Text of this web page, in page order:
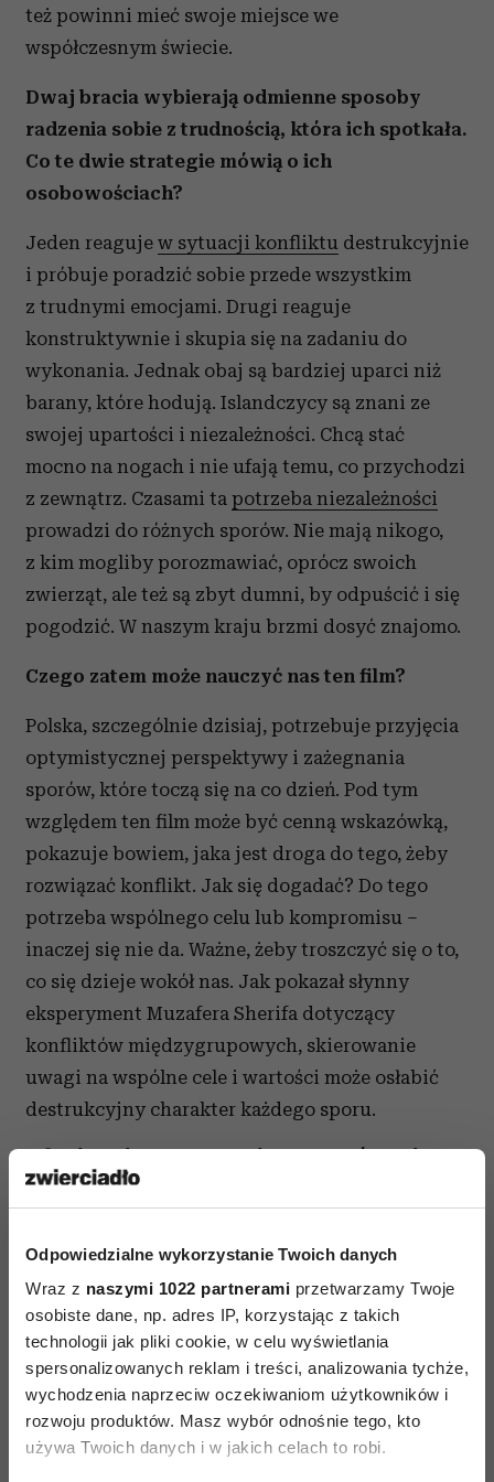
Odpowiedzialne wykorzystanie Twoich danych
Wraz z naszymi 1022 partnerami przetwarzamy Twoje
osobiste dane, np. adres IP, korzystając z takich
technologii jak pliki cookie, w celu wyświetlania
spersonalizowanych reklam i treści, analizowania tychże,
wychodzenia naprzeciw oczekiwaniom użytkowników i
rozwoju produktów. Masz wybór odnośnie tego, kto
używa Twoich danych i w jakich celach to robi.
też powinni mieć swoje miejsce we
współczesnym świecie.
Dwaj bracia wybierają odmienne sposoby
radzenia sobie z trudnością, która ich spotkała.
Co te dwie strategie mówią o ich
osobowościach?
Jeden reaguje w sytuacji konfliktu destrukcyjnie
i próbuje poradzić sobie przede wszystkim
z trudnymi emocjami. Drugi reaguje
konstruktywnie i skupia się na zadaniu do
wykonania. Jednak obaj są bardziej uparci niż
barany, które hodują. Islandczycy są znani ze
swojej upartości i niezależności. Chcą stać
mocno na nogach i nie ufają temu, co przychodzi
z zewnątrz. Czasami ta potrzeba niezależności
prowadzi do różnych sporów. Nie mają nikogo,
z kim mogliby porozmawiać, oprócz swoich
zwierząt, ale też są zbyt dumni, by odpuścić i się
pogodzić. W naszym kraju brzmi dosyć znajomo.
Czego zatem może nauczyć nas ten film?
Polska, szczególnie dzisiaj, potrzebuje przyjęcia
optymistycznej perspektywy i zażegnania
sporów, które toczą się na co dzień. Pod tym
względem ten film może być cenną wskazówką,
pokazuje bowiem, jaka jest droga do tego, żeby
rozwiązać konflikt. Jak się dogadać? Do tego
potrzeba wspólnego celu lub kompromisu –
inaczej się nie da. Ważne, żeby troszczyć się o to,
co się dzieje wokół nas. Jak pokazał słynny
eksperyment Muzafera Sherifa dotyczący
konfliktów międzygrupowych, skierowanie
uwagi na wspólne cele i wartości może osłabić
destrukcyjny charakter każdego sporu.
Obejrzyj „Barany” i zastanów się:
Czy zdarzyło ci się stracić w życiu coś
sposób poradziłaś sobie z tą sytuacją?
Sądzisz, że bycie upartym się przydaje?
Dlaczego? Jaka jest różnica między byciem
upartym a wytrwałym?
W jaki sposób się dogadać z bliską osobą,
gdy jesteś z nią w konflikcie?
Jak ci się podoba zakończenie filmu? Czy